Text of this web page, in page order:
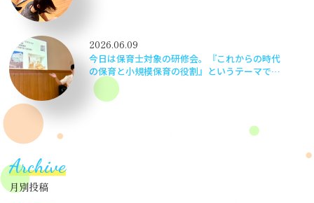
2026.06.09
今日は保育士対象の研修会。『これからの時代
の保育と小規模保育の役割』というテーマで京
都の小規模保育事業 伏見いろどり保育園 園
長安準佑先生をお招きしました。子どもの最善
Archive
月別投稿